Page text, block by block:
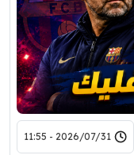
2026/07/31 - 11:55